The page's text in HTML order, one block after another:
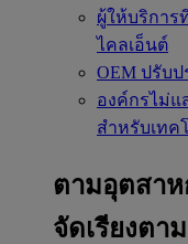
ผู้ให้บริการ
ไคลเอ็นต์
OEM ปรับป
องค์กรไม่แ
สำหรับเทค
ตามอุตสาห
จัดเรียงตา